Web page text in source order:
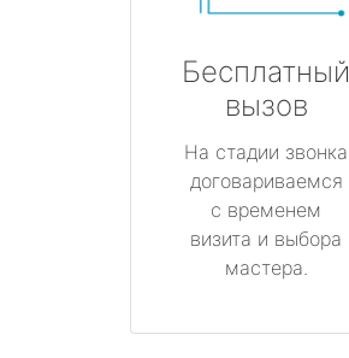
Бесплатный
вызов
На стадии звонка
договариваемся
с временем
визита и выбора
мастера.